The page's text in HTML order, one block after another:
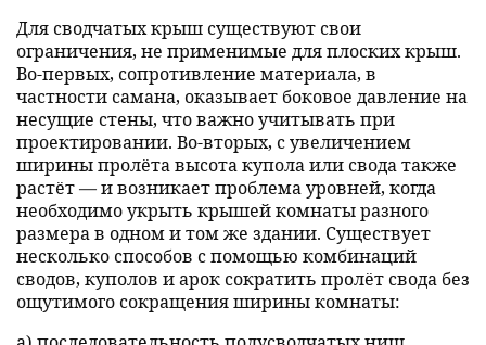
Для сводчатых крыш существуют свои
ограничения, не применимые для плоских крыш.
Во-первых, сопротивление материала, в
частности самана, оказывает боковое давление на
несущие стены, что важно учитывать при
проектировании. Во-вторых, с увеличением
ширины пролёта высота купола или свода также
растёт — и возникает проблема уровней, когда
необходимо укрыть крышей комнаты разного
размера в одном и том же здании. Существует
несколько способов с помощью комбинаций
сводов, куполов и арок сократить пролёт свода без
ощутимого сокращения ширины комнаты: